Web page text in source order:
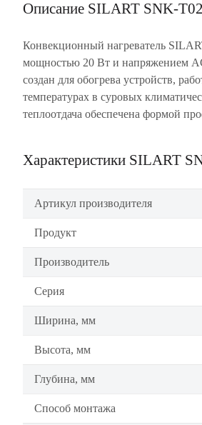
Описание SILART SNK-
Конвекционный нагреватель
мощностью 20 Вт и напряжением
создан для обогрева устройств,
температурах в суровых
теплоотдача обеспечена формой
применением технологии
эффективной площадью
скорость циркуляции воздуха. Корпус
Характеристики SILART
Артикул производителя
Продукт
Производитель
Серия
Ширина, мм
Высота, мм
Глубина, мм
Способ монтажа